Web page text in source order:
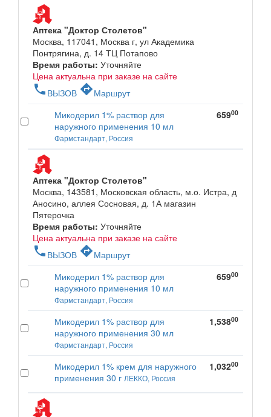
Аптека "Доктор Столетов"
Москва, 117041, Москва г, ул Академика
Понтрягина, д. 14 ТЦ Потапово
Время работы: Уточняйте
Цена актуальна при заказе на сайте
phone ВЫЗОВ directionsМаршрут
Микодерил 1% раствор для
наружного применения 10 мл
Фармстандарт, Россия
65900
Аптека "Доктор Столетов"
Москва, 143581, Московская область, м.о. Истра, д
Аносино, аллея Сосновая, д. 1А магазин
Пятерочка
Время работы: Уточняйте
Цена актуальна при заказе на сайте
phone ВЫЗОВ directionsМаршрут
Микодерил 1% раствор для
наружного применения 10 мл
Фармстандарт, Россия
65900
Микодерил 1% раствор для
наружного применения 30 мл
Фармстандарт, Россия
1,53800
Микодерил 1% крем для наружного
применения 30 г ЛЕККО, Россия
1,03200